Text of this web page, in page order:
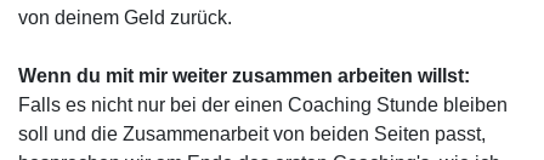
von deinem Geld zurück.
Wenn du mit mir weiter zusammen arbeiten willst:
Falls es nicht nur bei der einen Coaching Stunde bleiben
soll und die Zusammenarbeit von beiden Seiten passt,